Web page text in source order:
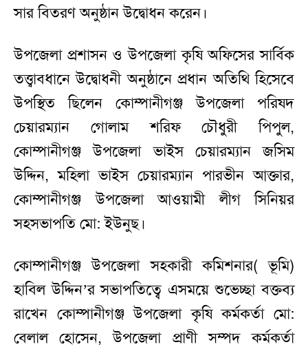
সার বিতরণ অনুষ্ঠান উদ্বোধন করেন।
উপজেলা প্রশাসন ও উপজেলা কৃষি অফিসের সার্বিক
তত্ত্বাবধানে উদ্বোধনী অনুষ্ঠানে প্রধান অতিথি হিসেবে
উপস্থিত ছিলেন কোম্পানীগঞ্জ উপজেলা পরিষদ
চেয়ারম্যান গোলাম শরিফ চৌধুরী পিপুল,
কোম্পানীগঞ্জ উপজেলা ভাইস চেয়ারম্যান জসিম
উদ্দিন, মহিলা ভাইস চেয়ারম্যান পারভীন আক্তার,
কোম্পানীগঞ্জ উপজেলা আওয়ামী লীগ সিনিয়র
সহসভাপতি মো: ইউনুছ।
কোম্পানীগঞ্জ উপজেলা সহকারী কমিশনার( ভূমি)
হাবিল উদ্দিন’র সভাপতিত্বে এসময়ে শুভেচ্ছা বক্তব্য
রাখেন কোম্পানীগঞ্জ উপজেলা কৃষি কর্মকর্তা মো:
বেলাল হোসেন, উপজেলা প্রাণী সম্পদ কর্মকর্তা